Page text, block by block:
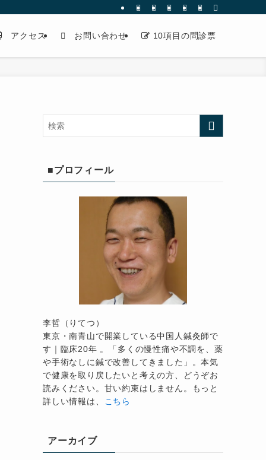
アクセス お問い合わせ 10項目の問診票
■プロフィール
李哲（りてつ）
東京・南青山で開業している中国人鍼灸師で
す｜臨床20年 。「多くの慢性痛や不調を、薬
や手術なしに鍼で改善してきました」。本気
で健康を取り戻したいと考えの方、どうぞお
読みください。甘い約束はしません。もっと
詳しい情報は、 こちら
アーカイブ